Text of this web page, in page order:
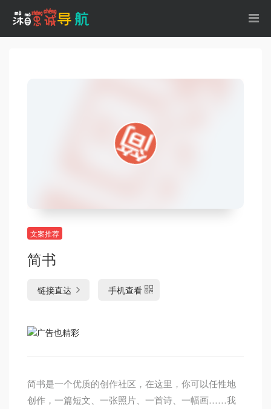
文案推荐
简书
链接直达 手机查看
简书是一个优质的创作社区，在这里，你可以任性地
创作，一篇短文、一张照片、一首诗、一幅画……我